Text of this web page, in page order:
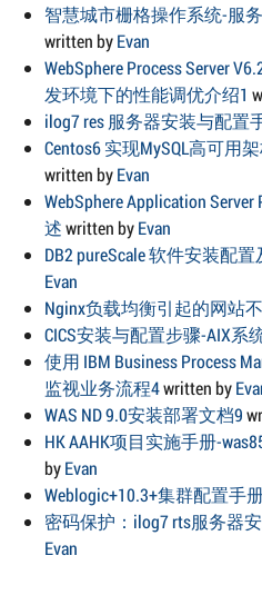
智慧城市栅格操作系统-服
written byEvan
WebSphere Process Server
发环境下的性能调优介绍1
ilog7 res 服务器安装与配置
Centos6 实现MySQL高可用
written byEvan
WebSphere Application
述written byEvan
DB2 pureScale 软件安装配
Evan
Nginx负载均衡引起的网站
CICS安装与配置步骤-AIX系
使用 IBM Business Process
监视业务流程4written by
WAS ND 9.0安装部署文档9
HK AAHK项目实施手册-
byEvan
Weblogic+10.3+集群配置手
密码保护：ilog7 rts服务器
Evan